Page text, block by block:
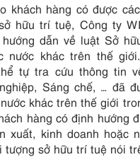
khách hàng có được
hữu trí tuệ, Công ty
dẫn về luật Sở
nước khác trên thế
tự tra cứu thông tin
Sáng chế, … đã
khác trên thế giới
hàng có định hướng
xuất, kinh doanh hoặc
tượng sở hữu trí tuệ nói